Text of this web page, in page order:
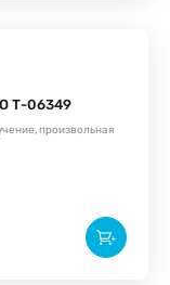
Т-06349
произвольная